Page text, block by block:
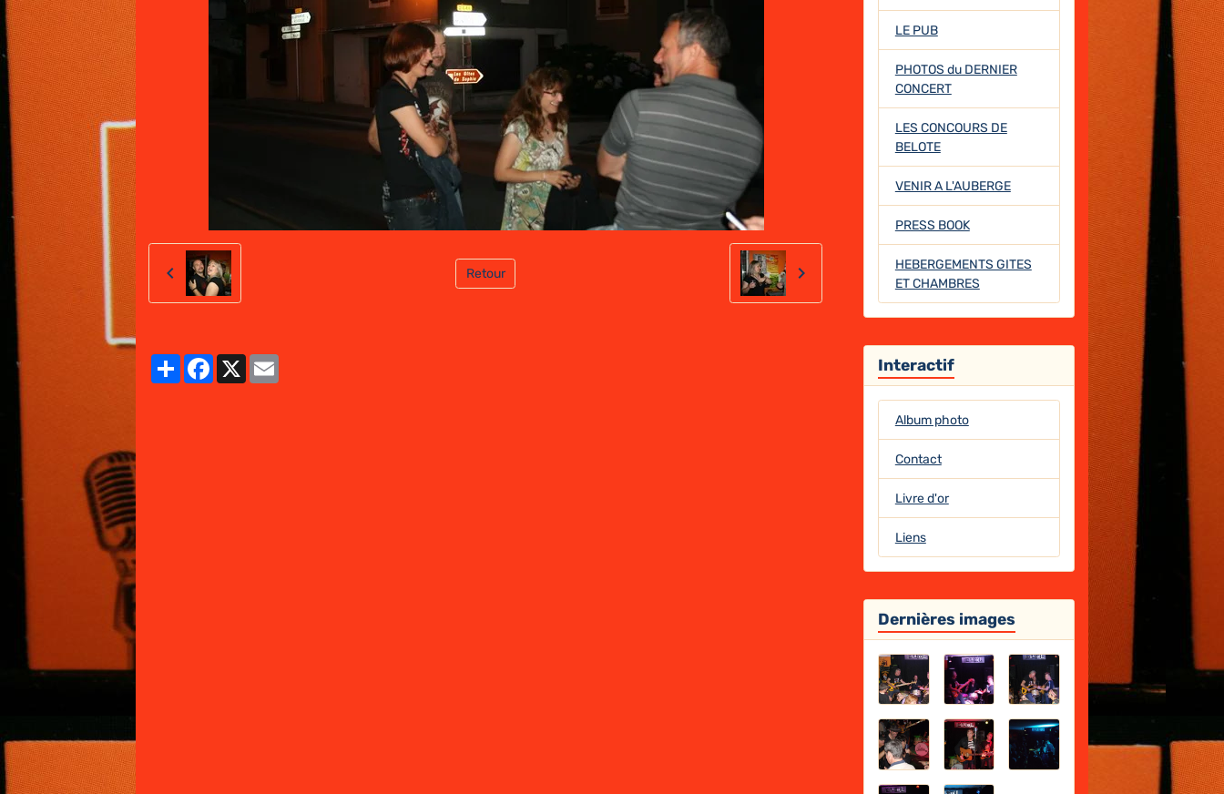
Retour
PartagerFacebook
X
LE PUB
PHOTOS du DERNIER
CONCERT
LES CONCOURS DE
BELOTE
VENIR A L'AUBERGE
PRESS BOOK
HEBERGEMENTS GITES
ET CHAMBRES
Interactif
Album photo
Contact
Livre d'or
Liens
Dernières images